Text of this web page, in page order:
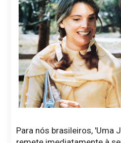
Para nós brasileiros, 'Uma